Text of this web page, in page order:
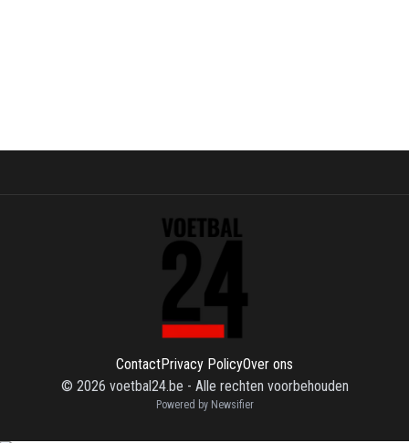
ContactPrivacy PolicyOver ons
© 2026 voetbal24.be - Alle rechten voorbehouden
Powered by Newsifier